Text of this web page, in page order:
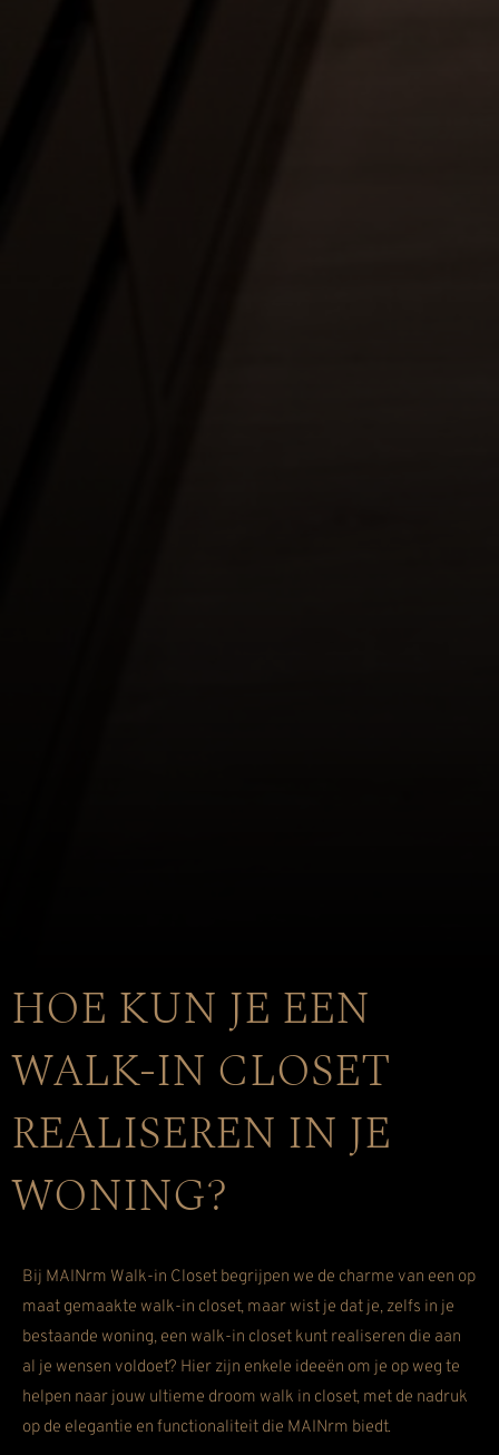
HOE KUN JE EEN
WALK-IN CLOSET
REALISEREN IN JE
WONING?
Bij MAINrm Walk-in Closet begrijpen we de charme van een op
maat gemaakte walk-in closet, maar wist je dat je, zelfs in je
bestaande woning, een walk-in closet kunt realiseren die aan
al je wensen voldoet? Hier zijn enkele ideeën om je op weg te
helpen naar jouw ultieme droom walk in closet, met de nadruk
op de elegantie en functionaliteit die MAINrm biedt.